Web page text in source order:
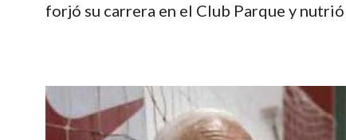
forjó su carrera en el Club Parque y